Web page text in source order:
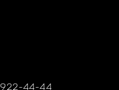
44-44